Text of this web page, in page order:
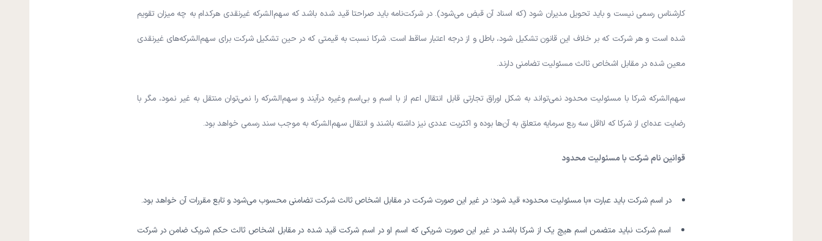
کارشناس رسمی نیست و باید تحویل مدیران شود (که اسناد آن قبض می‌شود). در شرکت‌نامه باید صراحتا قید شده باشد که سهم‌الشرکه غیر‌نقدی هرکدام به چه میزان تقویم
شده است و هر شرکت که بر خلاف این قانون تشکیل شود، باطل و از درجه اعتبار ساقط است. شرکا نسبت به قیمتی که در حین تشکیل شرکت برای سهم‌الشرکه‌های غیرنقدی
معین شده در مقابل اشخاص ثالث مسئولیت تضامنی دارند.
سهم‌الشرکه شرکا با مسئولیت محدود نمی‌تواند به شکل اوراق تجارتی قابل انتقال اعم از با اسم و بی‌اسم وغیره درآیند و سهم‌الشرکه را نمی‌توان منتقل به غیر نمود، مگر با
رضایت عده‌ای از شرکا که لااقل سه ربع سرمایه متعلق به آن‌ها بوده و اکثریت عددی نیز داشته باشند و انتقال سهم‌الشرکه به موجب سند رسمی خواهد بود.
قوانین نام شرکت با مسئولیت محدود
در اسم شرکت باید عبارت «با مسئولیت محدود» قید شود؛ در غیر این صورت شرکت در مقابل اشخاص ثالث شرکت تضامنی محسوب می‌شود و تابع مقررات آن خواهد بود.
اسم شرکت نباید متضمن اسم هیچ یک از شرکا باشد در غیر این صورت شریکی که اسم او در اسم شرکت قید شده در مقابل اشخاص ثالث حکم شریک ضامن در شرکت